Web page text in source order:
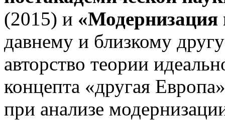
(2015) и «Модернизация
давнему и близкому
авторство теории
концепта «другая
при анализе